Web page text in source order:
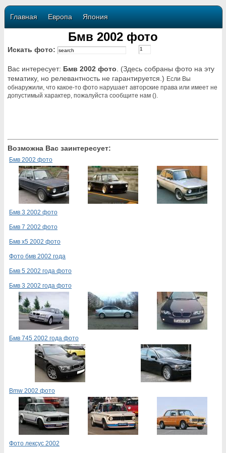
Главная Европа Япония
Бмв 2002 фото
Искать фото:
Вас интересует: Бмв 2002 фото . (Здесь собраны фото на эту
тематику, но релевантность не гарантируется.) Если Вы
обнаружили, что какое-то фото нарушает авторские права или имеет не
допустимый характер, пожалуйста сообщите нам ().
Возможна Вас заинтересует:
Бмв 2002 фото
Бмв 3 2002 фото
Бмв 7 2002 фото
Бмв х5 2002 фото
Фото бмв 2002 года
Бмв 5 2002 года фото
Бмв 3 2002 года фото
Бмв 745 2002 года фото
Bmw 2002 фото
Фото лексус 2002